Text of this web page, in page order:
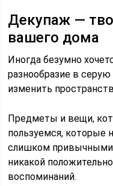
Декупаж —
вашего дома
Иногда безумно
разнообразие в
изменить
Предметы и вещи,
пользуемся, которые
слишком
никакой
воспоминаний.